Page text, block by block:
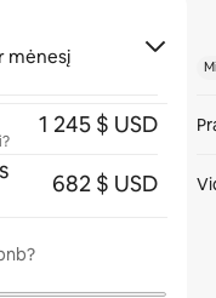
mėnesį
1 245 $ USD
682 $ USD